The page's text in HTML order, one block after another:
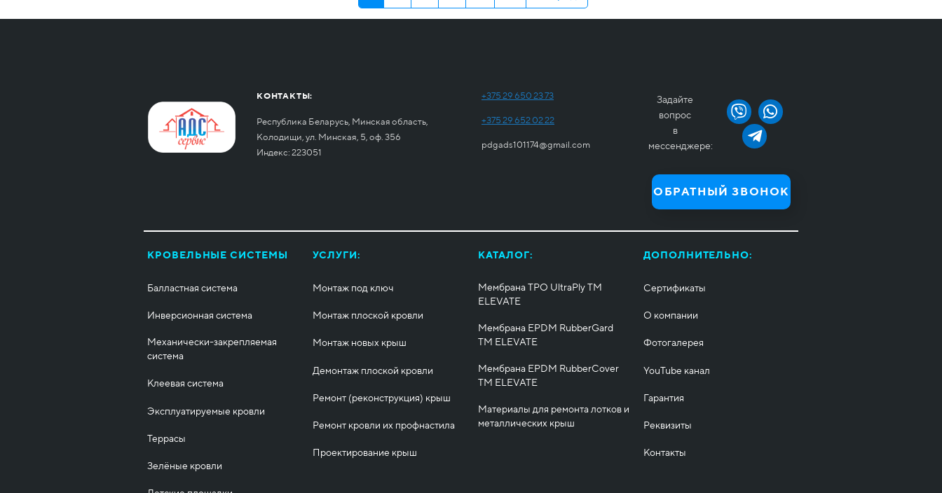
КОНТАКТЫ:
Республика Беларусь, Минская область,
Колодищи, ул. Минская, 5, оф. 356
Индекс: 223051
+375 29 650 23 73
+375 29 652 02 22
pdgads101174@gmail.com
Задайте
вопрос
в
мессенджере:
ОБРАТНЫЙ ЗВОНОК
КРОВЕЛЬНЫЕ СИСТЕМЫ
Балластная система
Инверсионная система
Механически-закрепляемая
система
Клеевая система
Эксплуатируемые кровли
Террасы
Зелёные кровли
УСЛУГИ:
Монтаж под ключ
Монтаж плоской кровли
Монтаж новых крыш
Демонтаж плоской кровли
Ремонт (реконструкция) крыш
Ремонт кровли их профнастила
Проектирование крыш
КАТАЛОГ:
Мембрана TPO UltraPly ТМ
ELEVATE
Мембрана EPDM RubberGard
ТМ ELEVATE
Мембрана EPDM RubberCover
ТМ ELEVATE
Материалы для ремонта лотков и
металлических крыш
ДОПОЛНИТЕЛЬНО:
Сертификаты
О компании
Фотогалерея
YouTube канал
Гарантия
Реквизиты
Контакты